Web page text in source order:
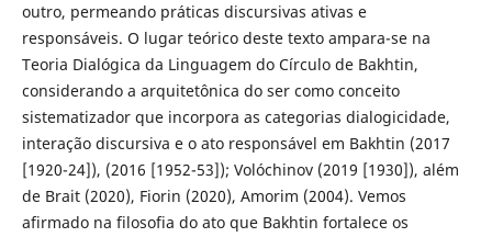
outro, permeando práticas discursivas ativas e
responsáveis. O lugar teórico deste texto ampara-se na
Teoria Dialógica da Linguagem do Círculo de Bakhtin,
considerando a arquitetônica do ser como conceito
sistematizador que incorpora as categorias dialogicidade,
interação discursiva e o ato responsável em Bakhtin (2017
[1920-24]), (2016 [1952-53]); Volóchinov (2019 [1930]), além
de Brait (2020), Fiorin (2020), Amorim (2004). Vemos
afirmado na filosofia do ato que Bakhtin fortalece os